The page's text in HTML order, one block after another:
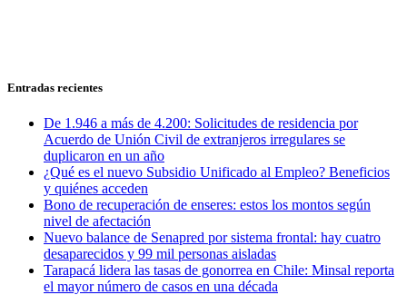
Entradas recientes
De 1.946 a más de 4.200: Solicitudes de residencia por
Acuerdo de Unión Civil de extranjeros irregulares se
duplicaron en un año
¿Qué es el nuevo Subsidio Unificado al Empleo? Beneficios
y quiénes acceden
Bono de recuperación de enseres: estos los montos según
nivel de afectación
Nuevo balance de Senapred por sistema frontal: hay cuatro
desaparecidos y 99 mil personas aisladas
Tarapacá lidera las tasas de gonorrea en Chile: Minsal reporta
el mayor número de casos en una década